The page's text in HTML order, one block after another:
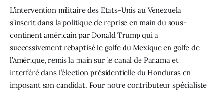
L’intervention militaire des Etats-Unis au Venezuela
s’inscrit dans la politique de reprise en main du sous-
continent américain par Donald Trump qui a
successivement rebaptisé le golfe du Mexique en golfe de
l’Amérique, remis la main sur le canal de Panama et
interféré dans l’élection présidentielle du Honduras en
imposant son candidat. Pour notre contributeur spécialiste